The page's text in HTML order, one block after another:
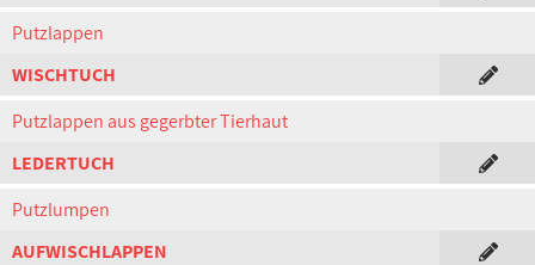
Putzlappen
WISCHTUCH
Putzlappen aus gegerbter Tierhaut
LEDERTUCH
Putzlumpen
AUFWISCHLAPPEN